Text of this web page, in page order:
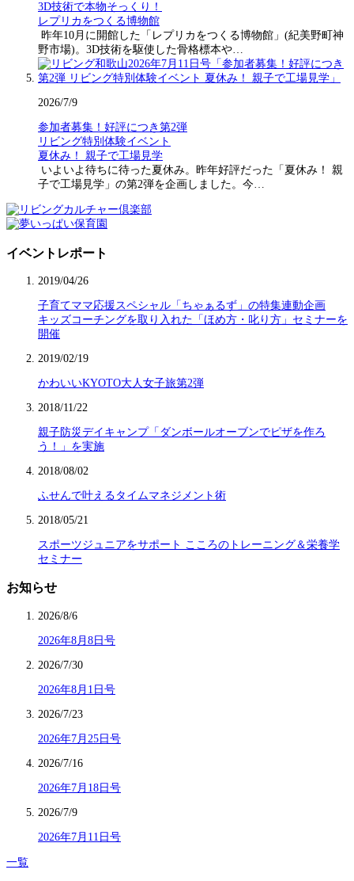
3D技術で本物そっくり！
レプリカをつくる博物館
昨年10月に開館した「レプリカをつくる博物館」(紀美野町神
野市場)。3D技術を駆使した骨格標本や…
2026/7/9
参加者募集！好評につき第2弾
リビング特別体験イベント
夏休み！ 親子で工場見学
いよいよ待ちに待った夏休み。昨年好評だった「夏休み！ 親
子で工場見学」の第2弾を企画しました。今…
イベントレポート
2019/04/26
子育てママ応援スペシャル「ちゃぁるず」の特集連動企画
キッズコーチングを取り入れた「ほめ方・叱り方」セミナーを
開催
2019/02/19
かわいいKYOTO大人女子旅第2弾
2018/11/22
親子防災デイキャンプ「ダンボールオーブンでピザを作ろ
う！」を実施
2018/08/02
ふせんで叶えるタイムマネジメント術
2018/05/21
スポーツジュニアをサポート こころのトレーニング＆栄養学
セミナー
お知らせ
2026/8/6
2026年8月8日号
2026/7/30
2026年8月1日号
2026/7/23
2026年7月25日号
2026/7/16
2026年7月18日号
2026/7/9
2026年7月11日号
一覧